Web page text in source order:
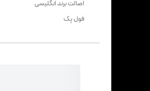
اصالت برند انگلیسی
فول پک